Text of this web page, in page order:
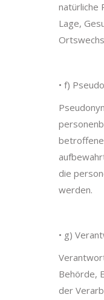
natürliche
Lage,
• f)
die
werden.
• g)
Behörde,
der